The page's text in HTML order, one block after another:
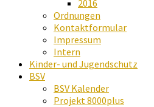
2016
Ordnungen
Kontaktformular
Impressum
Intern
Kinder- und Jugendschutz
BSV
BSV Kalender
Projekt 8000plus